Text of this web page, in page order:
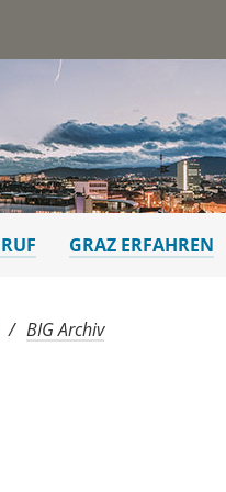
GRAZ ERFAHREN
BIG Archiv